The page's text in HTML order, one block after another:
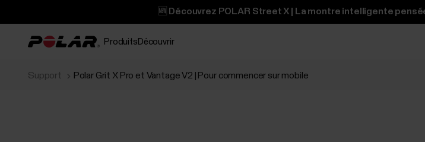
🆕 Découvrez POLAR Street X | La montre intelligente
Produits Découvrir
Support Polar Grit X Pro et Vantage V2 | Pour commencer sur mobile